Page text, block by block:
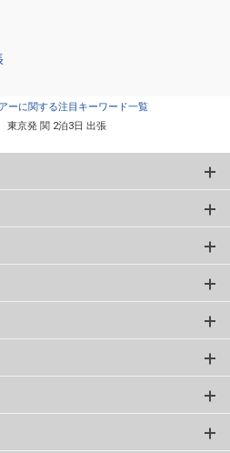
ーに関する注目キーワード一覧
東京発 関 2泊3日 出張